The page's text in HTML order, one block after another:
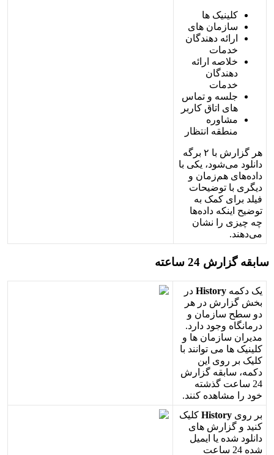
کلینیک ها
ساز مان های
ر ائه دهندگان
خدمات
خلصه ر ائه
دهندگان
خدمات
جلسه و تماس
های اتاق کار بر
مشاوره
منطقه نتظار
هر گز ر ش با ۲ برگه
د نلود میشود، یکی با
د ادههای همز مان و
دیگر ی با توضیحات
فیلد بر ی کمک به
توضیح ینکه د ادهها
چه چیز ی ر نشان
میدهند.
سابقه گز ر ش 24 ساعته
یک دکمه History در
بخش گز ر ش در هر
دو سطح ساز مان و
در مانگاه وجود د رد.
مدیر ن ساز مان ها و
کلینیک ها می تو نند با
کلیک بر ر وی ین
دکمه، سابقه گز ر ش
24 ساعت گذشته
خود ر مشاهده کنند.
بر ر وی History کلیک
کنید و گز ر ش های
د نلود شده یا یمیل
شده 24 ساعت